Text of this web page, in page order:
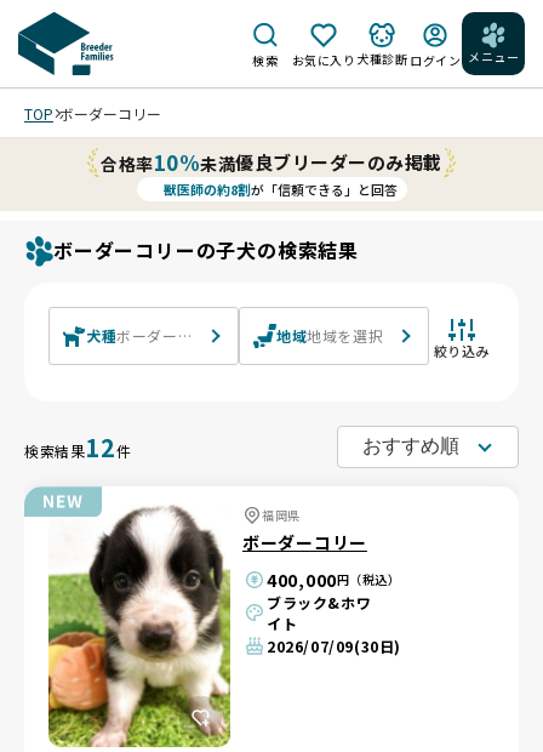
検索 お気に入り 犬種診断 ログイン メニュー
TOP ボーダーコリー
合格率10%未満優良ブリーダーのみ掲載
獣医師の約8割が「信頼できる」と回答
ボーダーコリーの子犬の検索結果
犬種ボーダーコリー 地域地域を選択
絞り込み
検索結果12件
福岡県
ボーダーコリー
400,000円（税込）
ブラック&ホワ
イト
2026/07/09(30日)